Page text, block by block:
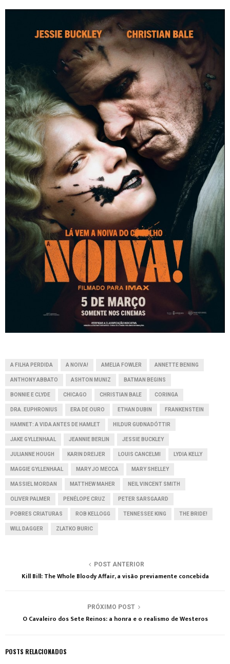
A FILHA PERDIDA A NOIVA! AMELIA FOWLER ANNETTE BENING
ANTHONY ABBATO ASHTON MUNIZ BATMAN BEGINS
BONNIE E CLYDE CHICAGO CHRISTIAN BALE CORINGA
DRA. EUPHRONIUS ERA DE OURO ETHAN DUBIN FRANKENSTEIN
HAMNET: A VIDA ANTES DE HAMLET HILDUR GUÐNADÓTTIR
JAKE GYLLENHAAL JEANNIE BERLIN JESSIE BUCKLEY
JULIANNE HOUGH KARIN DREIJER LOUIS CANCELMI LYDIA KELLY
MAGGIE GYLLENHAAL MARY JO MECCA MARY SHELLEY
MASSIEL MORDAN MATTHEW MAHER NEIL VINCENT SMITH
OLIVER PALMER PENÉLOPE CRUZ PETER SARSGAARD
POBRES CRIATURAS ROB KELLOGG TENNESSEE KING THE BRIDE!
WILL DAGGER ZLATKO BURIC
POST ANTERIOR
Kill Bill: The Whole Bloody Affair, a visão previamente concebida
PRÓXIMO POST
O Cavaleiro dos Sete Reinos: a honra e o realismo de Westeros
POSTS RELACIONADOS